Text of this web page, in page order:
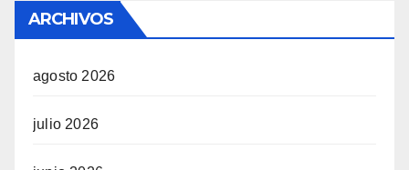
ARCHIVOS
agosto 2026
julio 2026